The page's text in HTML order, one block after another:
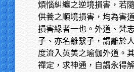
煩惱糾纏之逆境損害，若
供養之順境損害，均為害
損害緣者一也。外道、梵
子、亦名離繫子，謂離於
度流入英美之瑜伽外道。
禪定，求神通，自謂永得